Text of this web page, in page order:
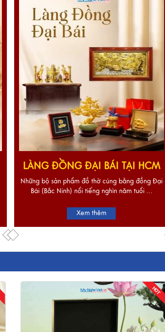
LÀNG ĐỒNG ĐẠI BÁI TẠI HCM
Những bộ sản phẩm đồ thờ cúng bằng đồng Đại
Bái (Bắc Ninh) nổi tiếng nghìn năm tuổi ...
Xem thêm